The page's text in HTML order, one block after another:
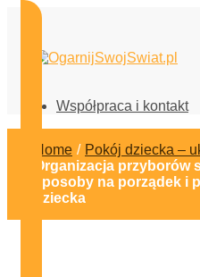
Współpraca i kontakt
Home / Pokój dziecka –
Organizacja
sposoby na porządek i
dziecka